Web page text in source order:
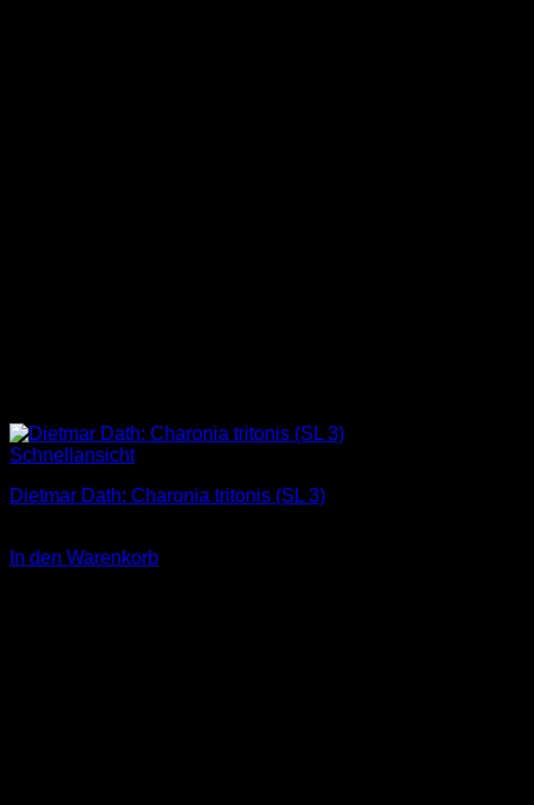
Schnellansicht
Dietmar Dath: Charonia tritonis (SL 3)
In den Warenkorb